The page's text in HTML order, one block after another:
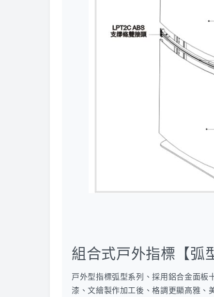
組合式戸外指標【弧
戸外型指標弧型系列、採用鋁合金面板
漆、文繪製作加工後、格調更顯高雅、